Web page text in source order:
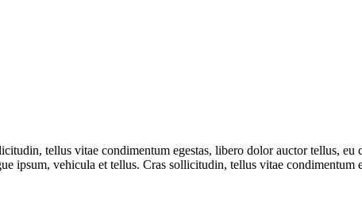
tellus vitae condimentum egestas, libero dolor auctor tellus,
ipsum, vehicula et tellus. Cras sollicitudin, tellus vitae condimentum